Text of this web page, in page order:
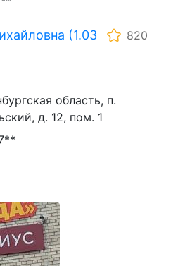
(1.03
820
область, п.
д. 12, пом. 1